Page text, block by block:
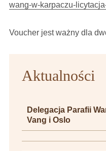
wang-w-karpaczu-
Voucher jest ważny dla
Aktualności
Delegacja Parafii
Vang i Oslo